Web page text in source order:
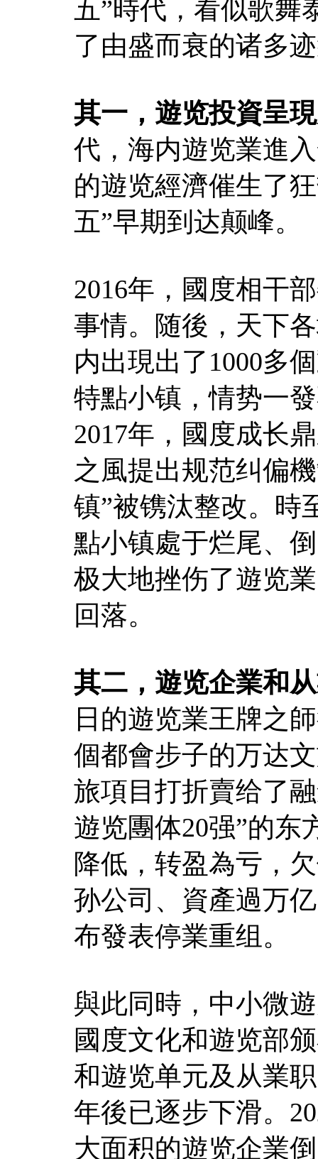
五”時代，看似歌舞
了由盛而衰的诸多
其一，遊览投資呈
代，海内遊览業進
的遊览經濟催生了
五”早期到达颠峰。
2016年，國度相干
事情。随後，天下
内出現出了1000多
特點小镇，情势一
2017年，國度成长
之風提出规范纠偏
镇”被镌汰整改。時
點小镇處于烂尾、
极大地挫伤了遊览
回落。
其二，遊览企業和
日的遊览業王牌之
個都會步子的万达
旅項目打折賣给了
遊览團体20强”的东
降低，转盈為亏，
孙公司、資產過万
布發表停業重组。
與此同時，中小微
國度文化和遊览部
和遊览单元及从業
年後已逐步下滑。
大面积的遊览企業